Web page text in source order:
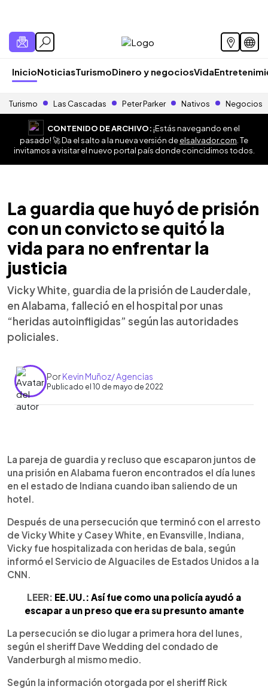
InicioNoticiasTurismoDinero y negociosVida
Turismo Las Cascadas Peter Parker Nativos Negocios
CONTENIDO DE ARCHIVO:¡Estás navegando en el
pasado! 🚀 Da el salto a la nueva versión deelsalvador.com . Te
invitamos a visitar el nuevo portal país donde coincidimos todos.
La guardia que huyó de prisión
con un convicto se quitó la
vida para no enfrentar la
justicia
Vicky White, guardia de la prisión de Lauderdale,
en Alabama, falleció en el hospital por unas
“heridas autoinfligidas” según las autoridades
policiales.
PorKevin Muñoz/ Agencias
Publicado el 10 de mayo de 2022
► Escuchar artículo
La pareja de guardia y recluso que escaparon juntos de
una prisión en Alabama fueron encontrados el día lunes
en el estado de Indiana cuando iban saliendo de un
hotel.
Después de una persecución que terminó con el arresto
de Vicky White y Casey White, en Evansville, Indiana,
Vicky fue hospitalizada con heridas de bala, según
informó el Servicio de Alguaciles de Estados Unidos a la
CNN.
LEER: EE.UU.: Así fue como una policía ayudó a
escapar a un preso que era su presunto amante
La persecución se dio lugar a primera hora del lunes,
según el sheriff Dave Wedding del condado de
Vanderburgh al mismo medio.
Según la información otorgada por el sheriff Rick